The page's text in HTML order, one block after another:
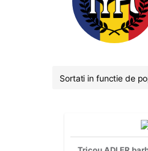
Sortati in functie de